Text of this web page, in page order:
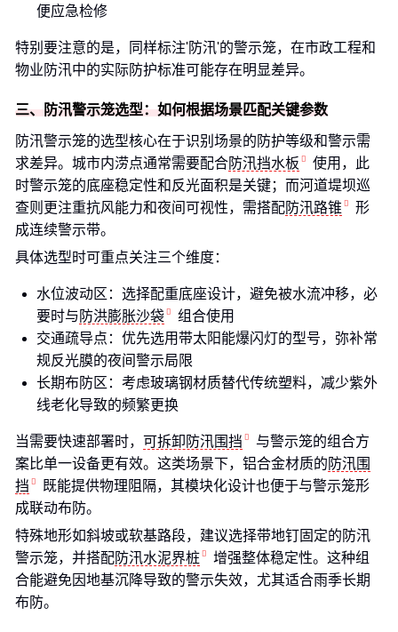
便应急检修
特别要注意的是，同样标注'防汛'的警示笼，在市政工程和
物业防汛中的实际防护标准可能存在明显差异。
三、防汛警示笼选型：如何根据场景匹配关键参数
防汛警示笼的选型核心在于识别场景的防护等级和警示需
求差异。城市内涝点通常需要配合防汛挡水板
使用，此
时警示笼的底座稳定性和反光面积是关键；而河道堤坝巡
查则更注重抗风能力和夜间可视性，需搭配防汛路锥
形
成连续警示带。
具体选型时可重点关注三个维度：
水位波动区：选择配重底座设计，避免被水流冲移，必
要时与 防洪膨胀沙袋
组合使用
交通疏导点：优先选用带太阳能爆闪灯的型号，弥补常
规反光膜的夜间警示局限
长期布防区：考虑玻璃钢材质替代传统塑料，减少紫外
线老化导致的频繁更换
当需要快速部署时， 可拆卸防汛围挡
与警示笼的组合方
案比单一设备更有效。这类场景下，铝合金材质的 防汛围
挡
既能提供物理阻隔，其模块化设计也便于与警示笼形
成联动布防。
特殊地形如斜坡或软基路段，建议选择带地钉固定的防汛
警示笼，并搭配防汛水泥界桩
增强整体稳定性。这种组
合能避免因地基沉降导致的警示失效，尤其适合雨季长期
布防。